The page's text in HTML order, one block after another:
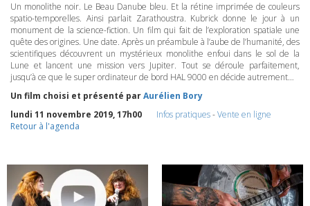
Un monolithe noir. Le Beau Danube bleu. Et la rétine imprimée de couleurs
spatio-temporelles. Ainsi parlait Zarathoustra. Kubrick donne le jour à un
monument de la science-fiction. Un film qui fait de l’exploration spatiale une
quête des origines. Une date. Après un préambule à l’aube de l’humanité, des
scientifiques découvrent un mystérieux monolithe enfoui dans le sol de la
Lune et lancent une mission vers Jupiter. Tout se déroule parfaitement,
jusqu’à ce que le super ordinateur de bord HAL9000 en décide autrement…
Un film choisi et présenté parAurélien Bory
lundi 11 novembre 2019, 17h00
Infos pratiques-Vente en ligne
Retour à l'agenda